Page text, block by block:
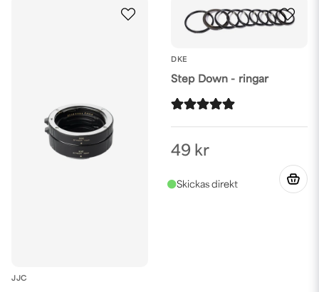
JJC
DKE
Step Down - ringar
49 kr